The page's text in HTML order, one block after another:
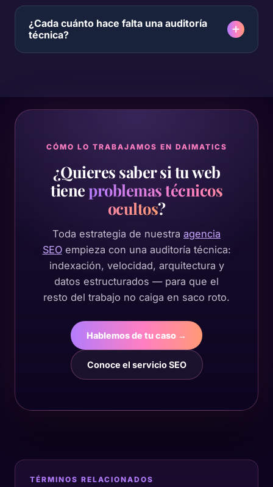
¿Cada cuánto hace falta una auditoría
técnica?
CÓMO LO TRABAJAMOS EN DAIMATICS
¿Quieres saber si tu web
tieneproblemas técnicos
ocultos?
Toda estrategia de nuestra agencia
SEOempieza con una auditoría técnica:
indexación, velocidad, arquitectura y
datos estructurados — para que el
resto del trabajo no caiga en saco roto.
Hablemos de tu caso →
Conoce el servicio SEO
TÉRMINOS RELACIONADOS